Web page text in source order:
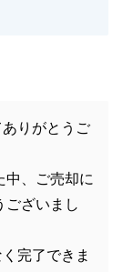
りがとうご
中、ご売却に
ございまし
完了できま